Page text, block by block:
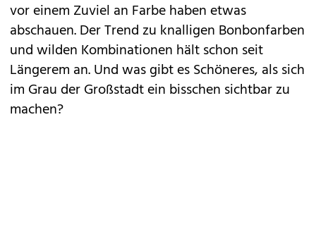
vor einem Zuviel an Farbe haben etwas
abschauen. Der Trend zu knalligen Bonbonfarben
und wilden Kombinationen hält schon seit
Längerem an. Und was gibt es Schöneres, als sich
im Grau der Großstadt ein bisschen sichtbar zu
machen?